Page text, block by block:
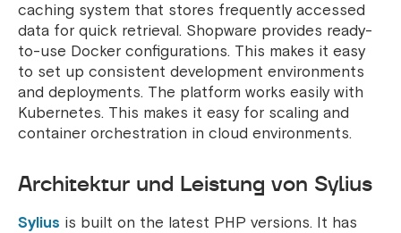
caching system that stores frequently accessed
data for quick retrieval. Shopware provides ready-
to-use Docker configurations. This makes it easy
to set up consistent development environments
and deployments. The platform works easily with
Kubernetes. This makes it easy for scaling and
container orchestration in cloud environments.
Architektur und Leistung von Sylius
Sylius is built on the latest PHP versions. It has